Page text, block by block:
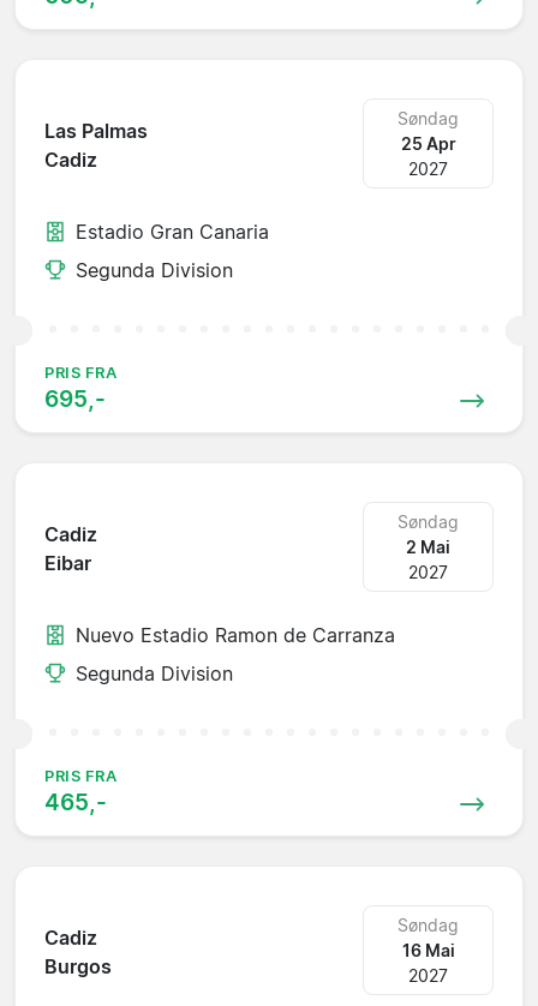
Las Palmas
Cadiz
Søndag
25 Apr
2027
Estadio Gran Canaria
Segunda Division
PRIS FRA
695,-
Cadiz
Eibar
Søndag
2 Mai
2027
Nuevo Estadio Ramon de Carranza
Segunda Division
PRIS FRA
465,-
Cadiz
Burgos
Søndag
16 Mai
2027